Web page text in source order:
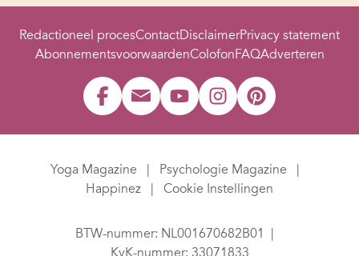
Redactioneel procesContactDisclaimerPrivacy statement
AbonnementsvoorwaardenColofonFAQAdverteren
Yoga Magazine
Psychologie Magazine
Happinez
Cookie Instellingen
BTW-nummer: NL001670682B01
KvK-nummer: 33071833